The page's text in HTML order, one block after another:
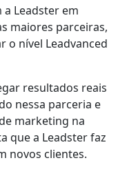
Leadster em
maiores parceiras,
o nível Leadvanced
resultados reais
nessa parceria e
marketing na
que a Leadster faz
novos clientes.